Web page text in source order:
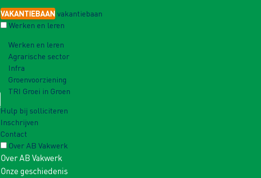
VAKANTIEBAAN vakantiebaan
Werken en leren
Werken en leren
Agrarische sector
Infra
Groenvoorziening
TRI Groei in Groen
Hulp bij solliciteren
Inschrijven
Contact
Over AB Vakwerk
Over AB Vakwerk
Onze geschiedenis